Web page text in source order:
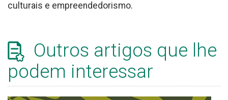
culturais e empreendedorismo.
Outros artigos que lhe
podem interessar